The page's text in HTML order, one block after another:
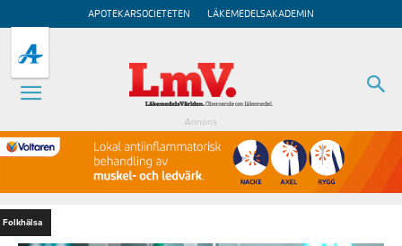
APOTEKARSOCIETETEN LÄKEMEDELSAKADEMIN
Annons
Folkhälsa